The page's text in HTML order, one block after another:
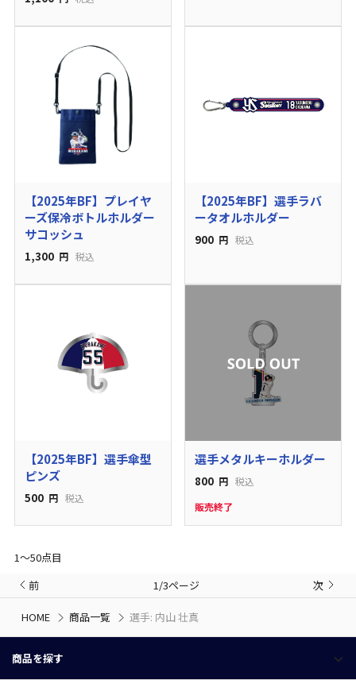
【2025年BF】プレイヤ
ーズ保冷ボトルホルダー
サコッシュ
1,300 円 税込
【2025年BF】選手ラバ
ータオルホルダー
900 円 税込
【2025年BF】選手傘型
ピンズ
500 円 税込
選手メタルキーホルダー
800 円 税込
販売終了
1〜50点目
前
1/3ページ 次
HOME 商品一覧 選手: 内山 壮真
商品を探す